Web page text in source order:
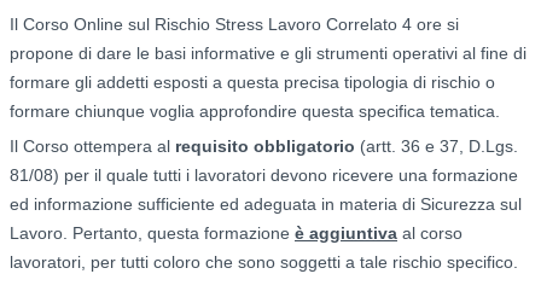
Il Corso Online sul Rischio Stress Lavoro Correlato 4 ore si
propone di dare le basi informative e gli strumenti operativi al fine di
formare gli addetti esposti a questa precisa tipologia di rischio o
formare chiunque voglia approfondire questa specifica tematica.
Il Corso ottempera al requisito obbligatorio (artt. 36 e 37, D.Lgs.
81/08) per il quale tutti i lavoratori devono ricevere una formazione
ed informazione sufficiente ed adeguata in materia di Sicurezza sul
Lavoro. Pertanto, questa formazione è aggiuntiva al corso
lavoratori, per tutti coloro che sono soggetti a tale rischio specifico.